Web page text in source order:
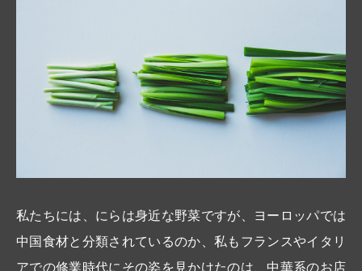
私たちには、にらは身近な野菜ですが、ヨーロッパでは
中国食材と分類されているのか、私もフランスやイタリ
アでの修業時代にその姿を見かけたのは、中華系のお店